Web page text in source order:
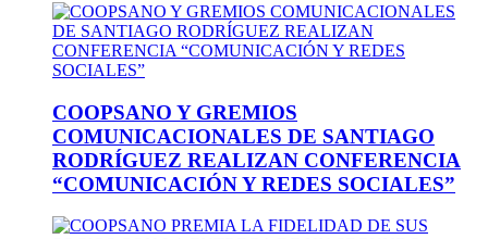
COOPSANO Y GREMIOS
COMUNICACIONALES DE SANTIAGO
RODRÍGUEZ REALIZAN CONFERENCIA
“COMUNICACIÓN Y REDES SOCIALES”